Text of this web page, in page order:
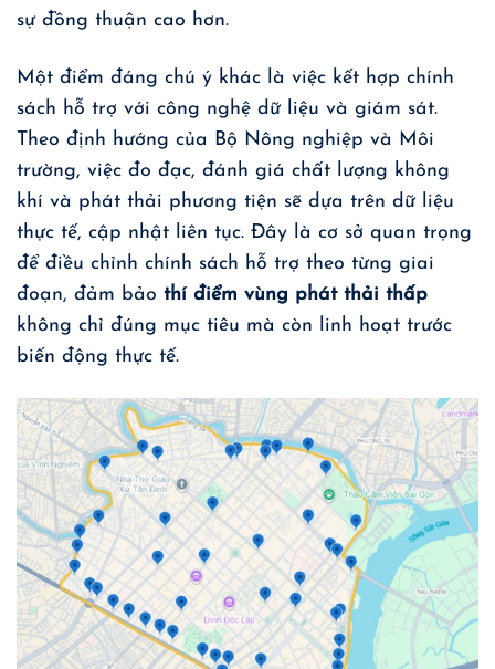
sự đồng thuận cao hơn.
Một điểm đáng chú ý khác là việc kết hợp chính
sách hỗ trợ với công nghệ dữ liệu và giám sát.
Theo định hướng của Bộ Nông nghiệp và Môi
trường, việc đo đạc, đánh giá chất lượng không
khí và phát thải phương tiện sẽ dựa trên dữ liệu
thực tế, cập nhật liên tục. Đây là cơ sở quan trọng
để điều chỉnh chính sách hỗ trợ theo từng giai
đoạn, đảm bảo thí điểm vùng phát thải thấp
không chỉ đúng mục tiêu mà còn linh hoạt trước
biến động thực tế.